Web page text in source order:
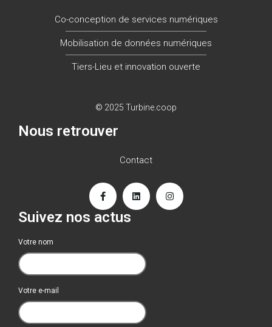
Co-conception de services numériques
Mobilisation de données numériques
Tiers-Lieu et innovation ouverte
© 2025 Turbine.coop
Nous retrouver
Contact
Suivez nos actus
Votre nom
Votre e-mail